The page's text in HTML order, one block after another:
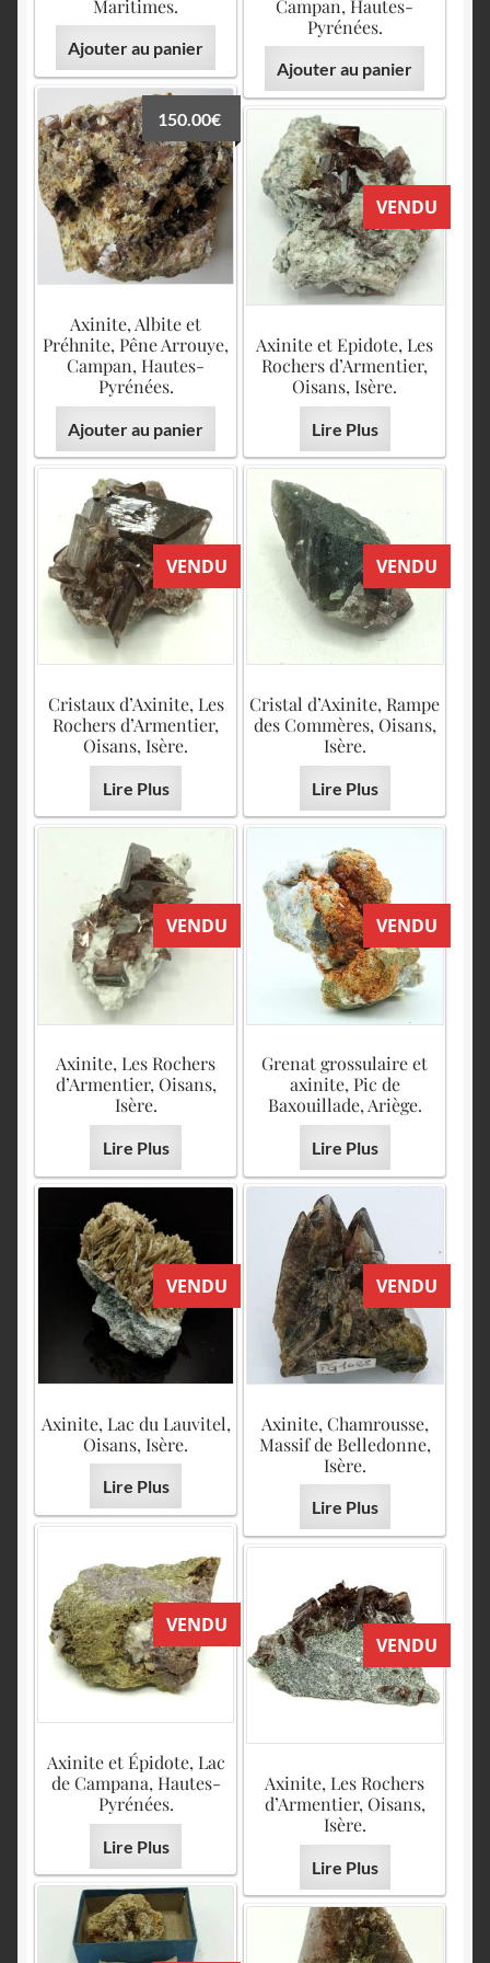
Maritimes.
Ajouter au panier
Campan, Hautes-
Pyrénées.
Ajouter au panier
Axinite, Albite et
Préhnite, Pêne Arrouye,
Campan, Hautes-
Pyrénées.
150.00€
Ajouter au panier
VENDU
Axinite et Epidote, Les
Rochers d’Armentier,
Oisans, Isère.
Lire Plus
VENDU
Cristaux d’Axinite, Les
Rochers d’Armentier,
Oisans, Isère.
Lire Plus
VENDU
Cristal d’Axinite, Rampe
des Commères, Oisans,
Isère.
Lire Plus
VENDU
Axinite, Les Rochers
d’Armentier, Oisans,
Isère.
Lire Plus
VENDU
Grenat grossulaire et
axinite, Pic de
Baxouillade, Ariège.
Lire Plus
VENDU
Axinite, Lac du Lauvitel,
Oisans, Isère.
Lire Plus
VENDU
Axinite, Chamrousse,
Massif de Belledonne,
Isère.
Lire Plus
VENDU
Axinite et Épidote, Lac
de Campana, Hautes-
Pyrénées.
Lire Plus
VENDU
Axinite, Les Rochers
d’Armentier, Oisans,
Isère.
Lire Plus